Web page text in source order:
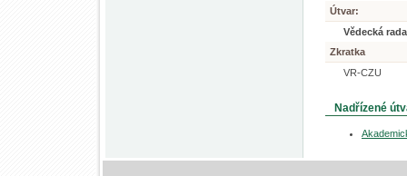
Útvar:
Vědecká
Zkratka
VR-CZU
Nadřízené